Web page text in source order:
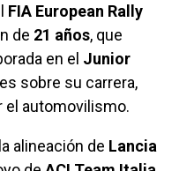
FIA European Rally
de 21 años, que
en el Junior
sobre su carrera,
el automovilismo.
alineación de Lancia